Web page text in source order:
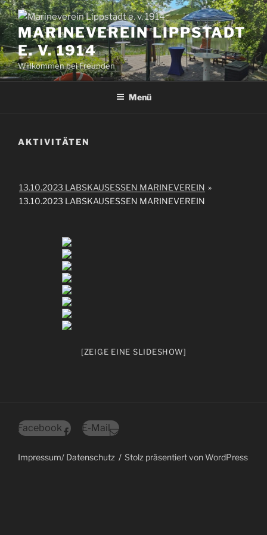
Zum
Inhalt
springenMARINEVEREIN LIPPSTADT
E. V. 1914
Willkommen bei Freunden
Menü
AKTIVITÄTEN
13.10.2023 LABSKAUSESSEN MARINEVEREIN »
13.10.2023 LABSKAUSESSEN MARINEVEREIN
[ZEIGE EINE SLIDESHOW]
Facebook E-Mail
Impressum/ Datenschutz Stolz präsentiert von WordPress